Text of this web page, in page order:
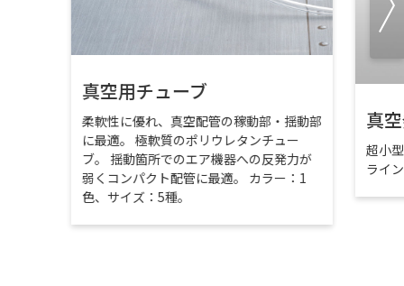
真空用チューブ
柔軟性に優れ、真空配管の稼動部・揺動部
に最適。 極軟質のポリウレタンチュー
ブ。 揺動箇所でのエア機器への反発力が
弱くコンパクト配管に最適。 カラー：1
色、サイズ：5種。
真
超小
ライ